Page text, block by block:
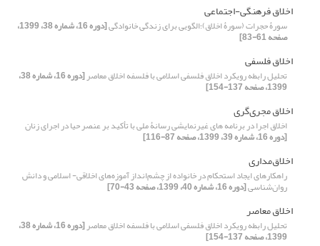
اخلاق فرهنگی-اجتماعی
سورۀ حجرات (سورۀ اخلاق)؛الگویی برای زندگی خانوادگی [دوره 16، شماره 38، 1399،
صفحه 61-83]
اخلاق فلسفی
تحلیل رابطه رویکرد اخلاق فلسفی اسلامی با فلسفه اخلاق معاصر [دوره 16، شماره 38،
1399، صفحه 137-154]
اخلاق مجری‌گری
اخلاق اجرا در برنامه‏ های غیرنمایشی رسانۀ ملی با تأکید بر عنصر حیا در اجرای زنان
[دوره 16، شماره 39، 1399، صفحه 87-116]
اخلاق‌مداری
راهکارهای ایجاد استحکام در خانواده از چشم‌انداز آموزه‌های اخلاقی- اسلامی و دانش
روان‌شناسی[دوره 16، شماره 40، 1399، صفحه 43-70]
اخلاق معاصر
تحلیل رابطه رویکرد اخلاق فلسفی اسلامی با فلسفه اخلاق معاصر [دوره 16، شماره 38،
1399، صفحه 137-154]